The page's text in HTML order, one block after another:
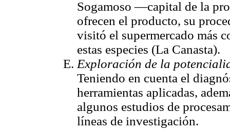
Sogamoso —capital de la
ofrecen el producto, su
visitó el supermercado más
estas especies (La Canasta).
Exploración de la
Teniendo en cuenta el
herramientas aplicadas,
algunos estudios de
líneas de investigación.